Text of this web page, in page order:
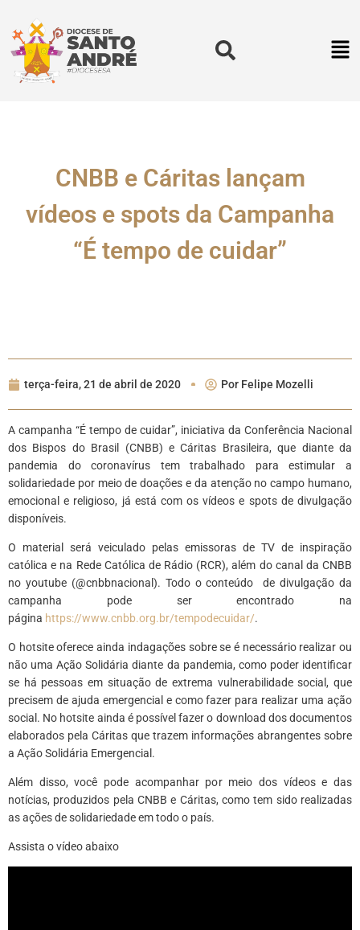
CNBB e Cáritas lançam
vídeos e spots da Campanha
“É tempo de cuidar”
terça-feira, 21 de abril de 2020 Por Felipe Mozelli
A campanha “É tempo de cuidar”, iniciativa da Conferência Nacional
dos Bispos do Brasil (CNBB) e Cáritas Brasileira, que diante da
pandemia do coronavírus tem trabalhado para estimular a
solidariedade por meio de doações e da atenção no campo humano,
emocional e religioso, já está com os vídeos e spots de divulgação
disponíveis.
O material será veiculado pelas emissoras de TV de inspiração
católica e na Rede Católica de Rádio (RCR), além do canal da CNBB
no youtube (@cnbbnacional). Todo o conteúdo de divulgação da
campanha pode ser encontrado na
página https://www.cnbb.org.br/tempodecuidar/.
O hotsite oferece ainda indagações sobre se é necessário realizar ou
não uma Ação Solidária diante da pandemia, como poder identificar
se há pessoas em situação de extrema vulnerabilidade social, que
precisem de ajuda emergencial e como fazer para realizar uma ação
social. No hotsite ainda é possível fazer o download dos documentos
elaborados pela Cáritas que trazem informações abrangentes sobre
a Ação Solidária Emergencial.
Além disso, você pode acompanhar por meio dos vídeos e das
notícias, produzidos pela CNBB e Cáritas, como tem sido realizadas
as ações de solidariedade em todo o país.
Assista o vídeo abaixo